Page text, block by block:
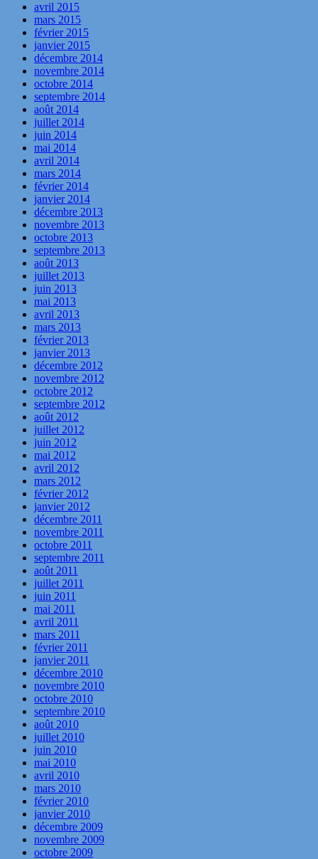
avril 2015
mars 2015
février 2015
janvier 2015
décembre 2014
novembre 2014
octobre 2014
septembre 2014
août 2014
juillet 2014
juin 2014
mai 2014
avril 2014
mars 2014
février 2014
janvier 2014
décembre 2013
novembre 2013
octobre 2013
septembre 2013
août 2013
juillet 2013
juin 2013
mai 2013
avril 2013
mars 2013
février 2013
janvier 2013
décembre 2012
novembre 2012
octobre 2012
septembre 2012
août 2012
juillet 2012
juin 2012
mai 2012
avril 2012
mars 2012
février 2012
janvier 2012
décembre 2011
novembre 2011
octobre 2011
septembre 2011
août 2011
juillet 2011
juin 2011
mai 2011
avril 2011
mars 2011
février 2011
janvier 2011
décembre 2010
novembre 2010
octobre 2010
septembre 2010
août 2010
juillet 2010
juin 2010
mai 2010
avril 2010
mars 2010
février 2010
janvier 2010
décembre 2009
novembre 2009
octobre 2009